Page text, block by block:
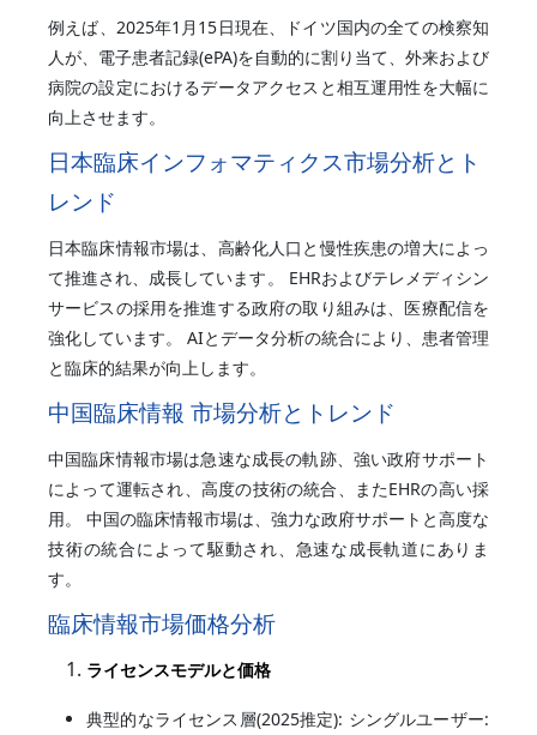
例えば、2025年1月15日現在、ドイツ国内の全ての検察知
人が、電子患者記録(ePA)を自動的に割り当て、外来および
病院の設定におけるデータアクセスと相互運用性を大幅に
向上させます。
日本臨床インフォマティクス市場分析とト
レンド
日本臨床情報市場は、高齢化人口と慢性疾患の増大によっ
て推進され、成長しています。 EHRおよびテレメディシン
サービスの採用を推進する政府の取り組みは、医療配信を
強化しています。 AIとデータ分析の統合により、患者管理
と臨床的結果が向上します。
中国臨床情報 市場分析とトレンド
中国臨床情報市場は急速な成長の軌跡、強い政府サポート
によって運転され、高度の技術の統合、またEHRの高い採
用。 中国の臨床情報市場は、強力な政府サポートと高度な
技術の統合によって駆動され、急速な成長軌道にありま
す。
臨床情報市場価格分析
ライセンスモデルと価格
典型的なライセンス層(2025推定): シングルユーザー: